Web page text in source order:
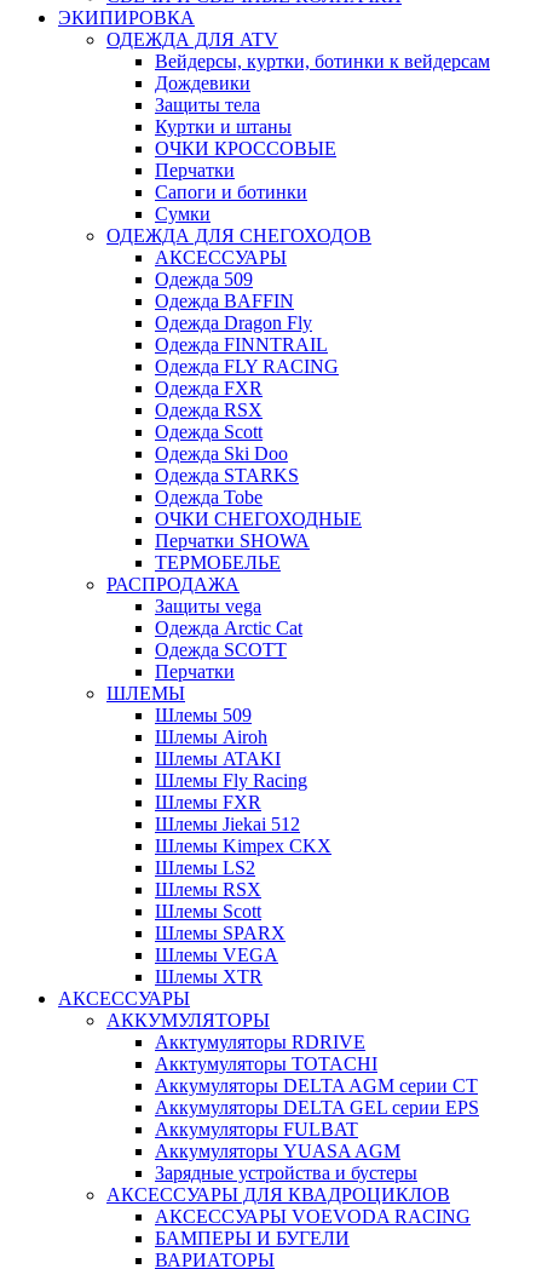
ЭКИПИРОВКА
ОДЕЖДА ДЛЯ ATV
Вейдерсы, куртки, ботинки к вейдерсам
Дождевики
Защиты тела
Куртки и штаны
ОЧКИ КРОССОВЫЕ
Перчатки
Сапоги и ботинки
Сумки
ОДЕЖДА ДЛЯ СНЕГОХОДОВ
АКСЕССУАРЫ
Одежда 509
Одежда BAFFIN
Одежда Dragon Fly
Одежда FINNTRAIL
Одежда FLY RACING
Одежда FXR
Одежда RSX
Одежда Scott
Одежда Ski Doo
Одежда STARKS
Одежда Tobe
ОЧКИ СНЕГОХОДНЫЕ
Перчатки SHOWA
ТЕРМОБЕЛЬЕ
РАСПРОДАЖА
Защиты vega
Одежда Arctic Cat
Одежда SCOTT
Перчатки
ШЛЕМЫ
Шлемы 509
Шлемы Airoh
Шлемы ATAKI
Шлемы Fly Racing
Шлемы FXR
Шлемы Jiekai 512
Шлемы Kimpex CKX
Шлемы LS2
Шлемы RSX
Шлемы Scott
Шлемы SPARX
Шлемы VEGA
Шлемы XTR
АКСЕССУАРЫ
АККУМУЛЯТОРЫ
Акктумуляторы RDRIVE
Акктумуляторы TOTACHI
Аккумуляторы DELTA AGM серии CT
Аккумуляторы DELTA GEL серии EPS
Аккумуляторы FULBAT
Аккумуляторы YUASA AGM
Зарядные устройства и бустеры
АКСЕССУАРЫ ДЛЯ КВАДРОЦИКЛОВ
АКСЕССУАРЫ VOEVODA RACING
БАМПЕРЫ И БУГЕЛИ
ВАРИАТОРЫ